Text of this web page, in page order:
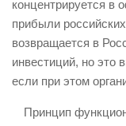
концентрируется в
прибыли
возвращается в
инвестиций, но это
если при этом
Принцип